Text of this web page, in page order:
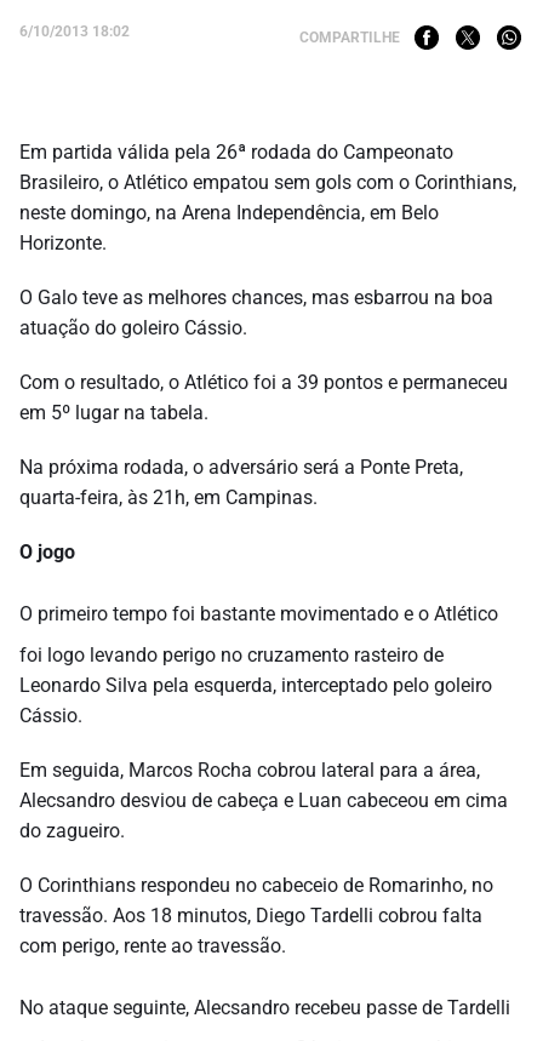
6/10/2013 18:02 COMPARTILHE
Em partida válida pela 26ª rodada do Campeonato
Brasileiro, o Atlético empatou sem gols com o Corinthians,
neste domingo, na Arena Independência, em Belo
Horizonte.
O Galo teve as melhores chances, mas esbarrou na boa
atuação do goleiro Cássio.
Com o resultado, o Atlético foi a 39 pontos e permaneceu
em 5º lugar na tabela.
Na próxima rodada, o adversário será a Ponte Preta,
quarta-feira, às 21h, em Campinas.
O jogo
O primeiro tempo foi bastante movimentado e o Atlético
foi logo levando perigo no cruzamento rasteiro de
Leonardo Silva pela esquerda, interceptado pelo goleiro
Cássio.
Em seguida, Marcos Rocha cobrou lateral para a área,
Alecsandro desviou de cabeça e Luan cabeceou em cima
do zagueiro.
O Corinthians respondeu no cabeceio de Romarinho, no
travessão. Aos 18 minutos, Diego Tardelli cobrou falta
com perigo, rente ao travessão.
No ataque seguinte, Alecsandro recebeu passe de Tardelli